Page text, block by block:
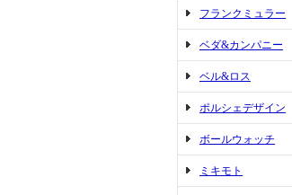
フランクミュラー
ベダ&カンパニー
ベル&ロス
ポルシェデザイン
ボールウォッチ
ミキモト